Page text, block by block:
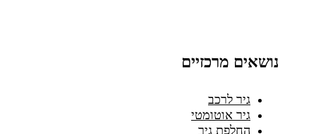
נושאים מרכזיים
גיר לרכב
גיר אוטומטי
החלפת גיר